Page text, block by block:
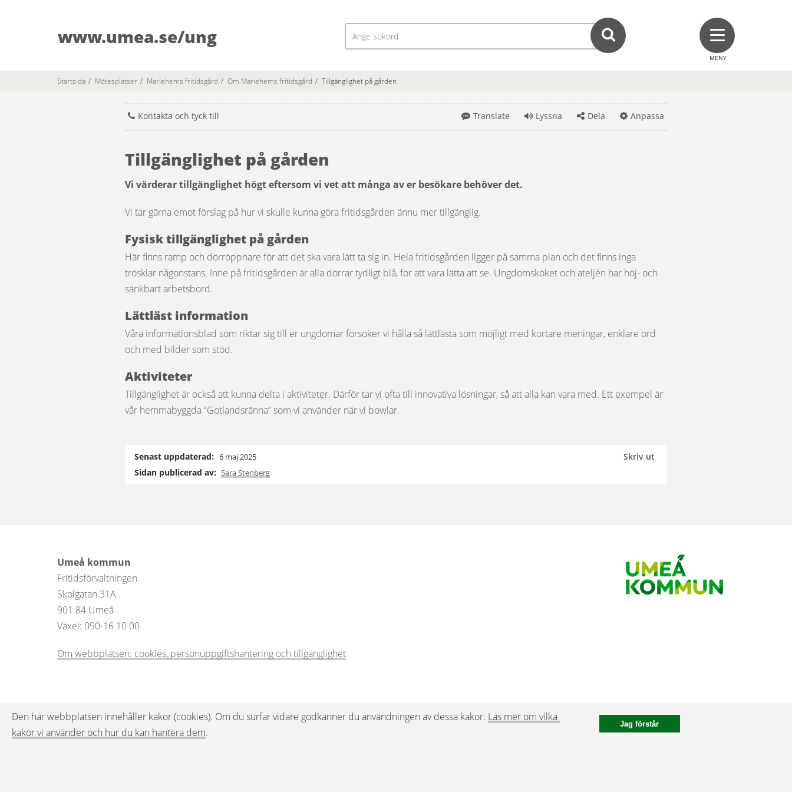
www.umea.se/ung
MENY
Startsida / Mötesplatser / Mariehems fritidsgård / Om Mariehems fritidsgård / Tillgänglighet på gården
Kontakta och tyck till Anpassa
Dela
Lyssna
Translate
Tillgänglighet på gården
Vi värderar tillgänglighet högt eftersom vi vet att många av er besökare behöver det.
Vi tar gärna emot förslag på hur vi skulle kunna göra fritidsgården ännu mer tillgänglig.
Fysisk tillgänglighet på gården
Här finns ramp och dörröppnare för att det ska vara lätt ta sig in. Hela fritidsgården ligger på samma plan och det finns inga
trösklar någonstans. Inne på fritidsgården är alla dörrar tydligt blå, för att vara lätta att se. Ungdomsköket och ateljén har höj- och
sänkbart arbetsbord.
Lättläst information
Våra informationsblad som riktar sig till er ungdomar försöker vi hålla så lättlästa som möjligt med kortare meningar, enklare ord
och med bilder som stöd.
Aktiviteter
Tillgänglighet är också att kunna delta i aktiviteter. Därför tar vi ofta till innovativa lösningar, så att alla kan vara med. Ett exempel är
vår hemmabyggda “Gotlandsränna” som vi använder när vi bowlar.
Skriv ut
Senast uppdaterad: 6 maj 2025
Sidan publicerad av: Sara Stenberg
Umeå kommun
Fritidsförvaltningen
Skolgatan 31A
901 84 Umeå
Växel: 090-16 10 00
Om webbplatsen: cookies, personuppgiftshantering och tillgänglighet
Den här webbplatsen innehåller kakor (cookies). Om du surfar vidare godkänner du användningen av dessa kakor. Läs mer om vilka
kakor vi använder och hur du kan hantera dem.
Jag förstår